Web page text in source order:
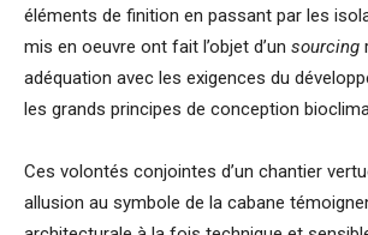
éléments de finition en passant par les
mis en oeuvre ont fait l’objet d’un sourcing
adéquation avec les exigences du
les grands principes de conception
Ces volontés conjointes d’un chantier
allusion au symbole de la cabane